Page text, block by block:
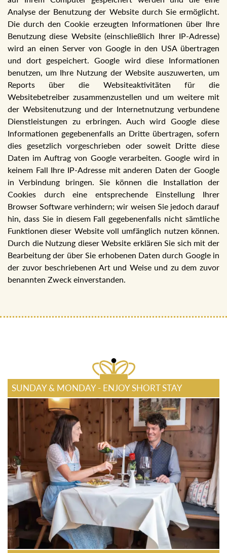
Analyse der Benutzung der Website durch Sie ermöglicht.
Die durch den Cookie erzeugten Informationen über Ihre
Benutzung diese Website (einschließlich Ihrer IP-Adresse)
wird an einen Server von Google in den USA übertragen
und dort gespeichert. Google wird diese Informationen
benutzen, um Ihre Nutzung der Website auszuwerten, um
Reports über die Websiteaktivitäten für die
Websitebetreiber zusammenzustellen und um weitere mit
der Websitenutzung und der Internetnutzung verbundene
Dienstleistungen zu erbringen. Auch wird Google diese
Informationen gegebenenfalls an Dritte übertragen, sofern
dies gesetzlich vorgeschrieben oder soweit Dritte diese
Daten im Auftrag von Google verarbeiten. Google wird in
keinem Fall Ihre IP-Adresse mit anderen Daten der Google
in Verbindung bringen. Sie können die Installation der
Cookies durch eine entsprechende Einstellung Ihrer
Browser Software verhindern; wir weisen Sie jedoch darauf
hin, dass Sie in diesem Fall gegebenenfalls nicht sämtliche
Funktionen dieser Website voll umfänglich nutzen können.
Durch die Nutzung dieser Website erklären Sie sich mit der
Bearbeitung der über Sie erhobenen Daten durch Google in
der zuvor beschriebenen Art und Weise und zu dem zuvor
benannten Zweck einverstanden.
SUNDAY & MONDAY - ENJOY SHORT STAY